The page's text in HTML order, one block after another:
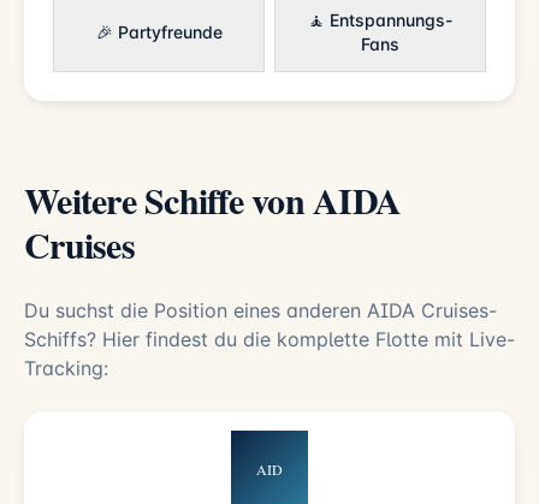
🎉 Partyfreunde
🧘 Entspannungs-
Fans
Weitere Schiffe von AIDA
Cruises
Du suchst die Position eines anderen AIDA Cruises-
Schiffs? Hier findest du die komplette Flotte mit Live-
Tracking:
AID